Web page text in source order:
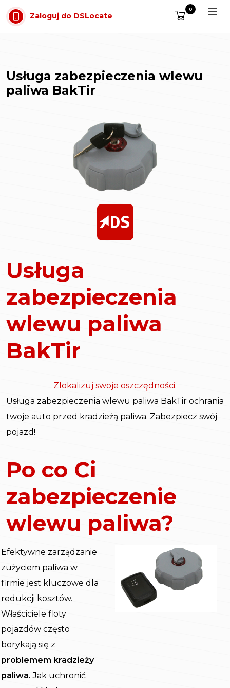
Przejdź do treści
Zaloguj do DSLocate
0
Usługa zabezpieczenia wlewu
paliwa BakTir
Usługa
zabezpieczenia
wlewu paliwa
BakTir
Zlokalizuj swoje oszczędności.
Usługa zabezpieczenia wlewu paliwa BakTir ochrania
twoje auto przed kradzieżą paliwa. Zabezpiecz swój
pojazd!
Po co Ci
zabezpieczenie
wlewu paliwa?
Efektywne zarządzanie
zużyciem paliwa w
firmie jest kluczowe dla
redukcji kosztów.
Właściciele floty
pojazdów często
borykają się z
problemem kradzieży
paliwa. Jak uchronić